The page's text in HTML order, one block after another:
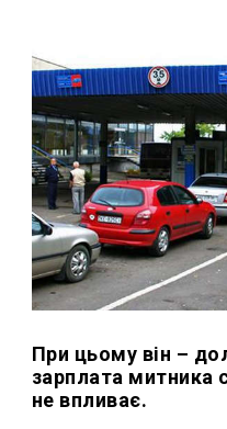
При цьому він –
зарплата митника
не впливає.